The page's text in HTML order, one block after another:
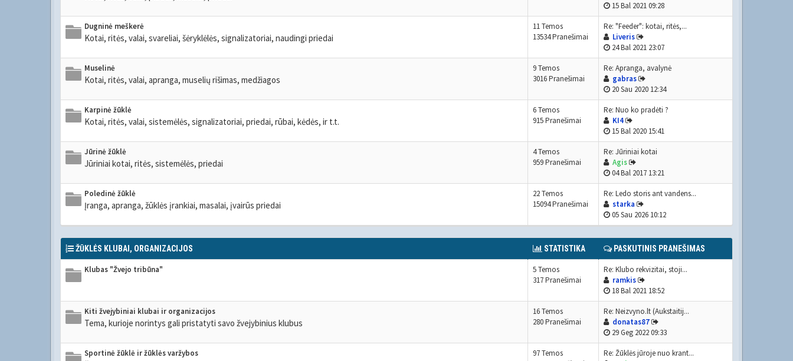
15 Bal 2021 09:28
Dugninė meškerė
Kotai, ritės, valai, svareliai, šėryklėlės, signalizatoriai, naudingi priedai
11 Temos
13534 Pranešimai
Re: "Feeder": kotai, ritės,...
Liveris
24 Bal 2021 23:07
Muselinė
Kotai, ritės, valai, apranga, muselių rišimas, medžiagos
9 Temos
3016 Pranešimai
Re: Apranga, avalynė
gabras
20 Sau 2020 12:34
Karpinė žūklė
Kotai, ritės, valai, sistemėlės, signalizatoriai, priedai, rūbai, kėdės, ir t.t.
6 Temos
915 Pranešimai
Re: Nuo ko pradėti ?
KI4
15 Bal 2020 15:41
Jūrinė žūklė
Jūriniai kotai, ritės, sistemėlės, priedai
4 Temos
959 Pranešimai
Re: Jūriniai kotai
Agis
04 Bal 2017 13:21
Poledinė žūklė
Įranga, apranga, žūklės įrankiai, masalai, įvairūs priedai
22 Temos
15094 Pranešimai
Re: Ledo storis ant vandens...
starka
05 Sau 2026 10:12
ŽŪKLĖS KLUBAI, ORGANIZACIJOS STATISTIKA PASKUTINIS PRANEŠIMAS
Klubas "Žvejo tribūna"
5 Temos
317 Pranešimai
Re: Klubo rekvizitai, stoji...
ramkis
18 Bal 2021 18:52
Kiti žvejybiniai klubai ir organizacijos
Tema, kurioje norintys gali pristatyti savo žvejybinius klubus
16 Temos
280 Pranešimai
Re: Neizvyno.lt (Aukstaitij...
donatas87
29 Geg 2022 09:33
Sportinė žūklė ir žūklės varžybos
97 Temos
Re: Žūklės jūroje nuo krant...